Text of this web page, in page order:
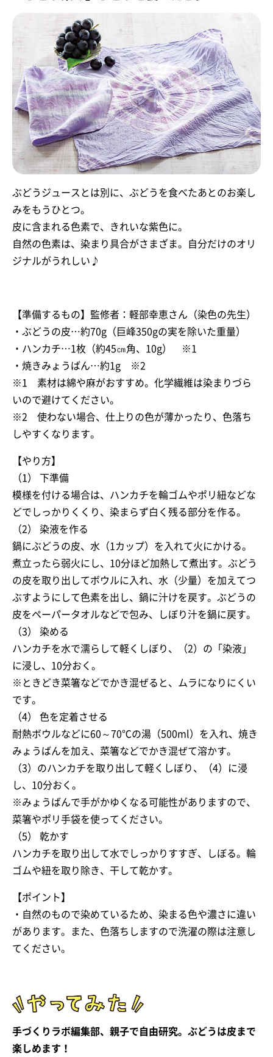
ぶどうジュースとは別に、ぶどうを食べたあとのお楽し
みをもうひとつ。
皮に含まれる色素で、きれいな紫色に。
自然の色素は、染まり具合がさまざま。自分だけのオリ
ジナルがうれしい♪
【準備するもの】監修者：軽部幸恵さん（染色の先生）
・ぶどうの皮…約70g（巨峰350gの実を除いた重量）
・ハンカチ…1枚（約45㎝角、10g） ※1
・焼きみょうばん…約1g ※2
※1 素材は綿や麻がおすすめ。化学繊維は染まりづら
いので避けてください。
※2 使わない場合、仕上りの色が薄かったり、色落ち
しやすくなります。
【やり方】
（1） 下準備
模様を付ける場合は、ハンカチを輪ゴムやポリ紐などな
どでしっかりくくり、染まらず白く残る部分を作る。
（2） 染液を作る
鍋にぶどうの皮、水（1カップ）を入れて火にかける。
煮立ったら弱火にし、10分ほど加熱して煮出す。ぶどう
の皮を取り出してボウルに入れ、水（少量）を加えてつ
ぶすようにして色素を出し、鍋に汁けを戻す。ぶどうの
皮をペーパータオルなどで包み、しぼり汁を鍋に戻す。
（3） 染める
ハンカチを水で濡らして軽くしぼり、（2）の「染液」
に浸し、10分おく。
※ときどき菜箸などでかき混ぜると、ムラになりにくい
です。
（4） 色を定着させる
耐熱ボウルなどに60～70℃の湯（500ml）を入れ、焼き
みょうばんを加え、菜箸などでかき混ぜて溶かす。
（3）のハンカチを取り出して軽くしぼり、（4）に浸
し、10分おく。
※みょうばんで手がかゆくなる可能性がありますので、
菜箸やポリ手袋を使ってください。
（5） 乾かす
ハンカチを取り出して水でしっかりすすぎ、しぼる。輪
ゴムや紐を取り除き、干して乾かす。
【ポイント】
・自然のもので染めているため、染まる色や濃さに違い
があります。また、色落ちしますので洗濯の際は注意し
てください。
手づくりラボ編集部、親子で自由研究。ぶどうは皮まで
楽しめます！